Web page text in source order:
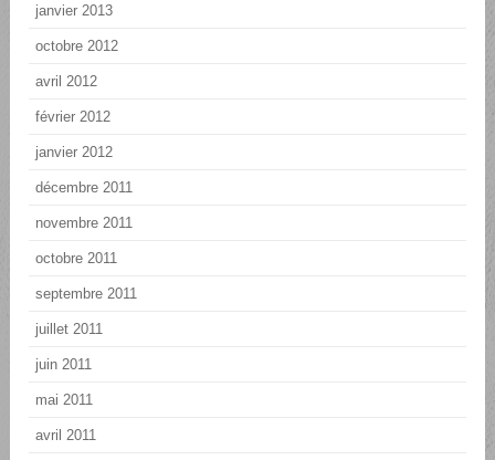
janvier 2013
octobre 2012
avril 2012
février 2012
janvier 2012
décembre 2011
novembre 2011
octobre 2011
septembre 2011
juillet 2011
juin 2011
mai 2011
avril 2011